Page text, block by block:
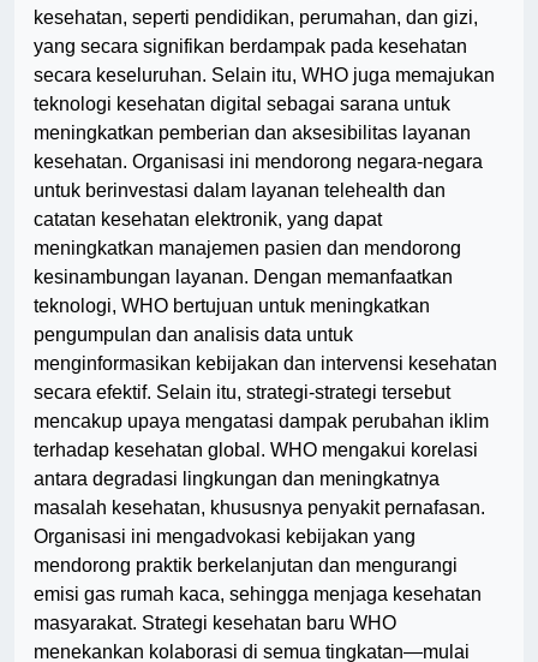
kesehatan, seperti pendidikan, perumahan, dan gizi,
yang secara signifikan berdampak pada kesehatan
secara keseluruhan. Selain itu, WHO juga memajukan
teknologi kesehatan digital sebagai sarana untuk
meningkatkan pemberian dan aksesibilitas layanan
kesehatan. Organisasi ini mendorong negara-negara
untuk berinvestasi dalam layanan telehealth dan
catatan kesehatan elektronik, yang dapat
meningkatkan manajemen pasien dan mendorong
kesinambungan layanan. Dengan memanfaatkan
teknologi, WHO bertujuan untuk meningkatkan
pengumpulan dan analisis data untuk
menginformasikan kebijakan dan intervensi kesehatan
secara efektif. Selain itu, strategi-strategi tersebut
mencakup upaya mengatasi dampak perubahan iklim
terhadap kesehatan global. WHO mengakui korelasi
antara degradasi lingkungan dan meningkatnya
masalah kesehatan, khususnya penyakit pernafasan.
Organisasi ini mengadvokasi kebijakan yang
mendorong praktik berkelanjutan dan mengurangi
emisi gas rumah kaca, sehingga menjaga kesehatan
masyarakat. Strategi kesehatan baru WHO
menekankan kolaborasi di semua tingkatan—mulai